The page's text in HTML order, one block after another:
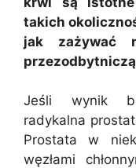
takich
jak zażywać
Jeśli wynik
radykalna
Prostata w
węzłami